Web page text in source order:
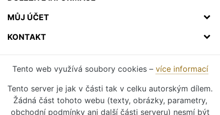
MŮJ ÚČET
KONTAKT
Tento web využívá soubory cookies – více informací
Tento server je jak v části tak v celku autorským dílem.
Žádná část tohoto webu (texty, obrázky, parametry,
obchodní podmínky ani další části serveru) nesmí být